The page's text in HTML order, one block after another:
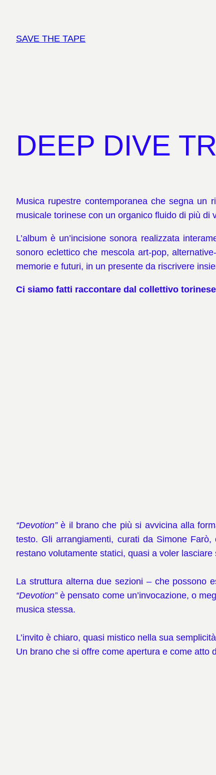
contenuto
SAVE THE TAPE
DEEP DIVE
Musica rupestre contemporanea che segna un
musicale torinese con un organico fluido di più
L’album è un’incisione sonora realizzata
sonoro eclettico che mescola art-pop,
memorie e futuri, in un presente da riscrivere
Ci siamo fatti raccontare dal collettivo
“Devotion”è il brano che più si avvicina alla
testo. Gli arrangiamenti, curati da Simone
restano volutamente statici, quasi a voler
La struttura alterna due sezioni – che possono
“Devotion” è pensato come un’invocazione, o
musica stessa.
L’invito è chiaro, quasi mistico nella sua
Un brano che si offre come apertura e come atto